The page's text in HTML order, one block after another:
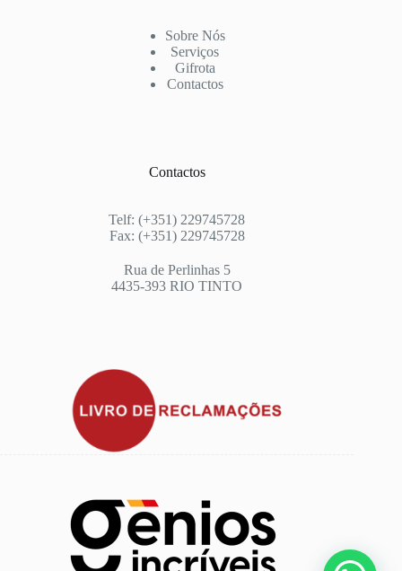
Sobre Nós
Serviços
Gifrota
Contactos
Contactos
Telf: (+351) 229745728
Fax: (+351) 229745728
Rua de Perlinhas 5
4435-393 RIO TINTO